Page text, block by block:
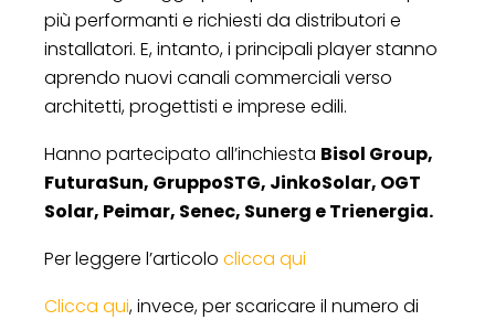
più performanti e richiesti da distributori e
installatori. E, intanto, i principali player stanno
aprendo nuovi canali commerciali verso
architetti, progettisti e imprese edili.
Hanno partecipato all’inchiesta Bisol Group,
FuturaSun, GruppoSTG, JinkoSolar, OGT
Solar, Peimar, Senec, Sunerg e Trienergia.
Per leggere l’articolo clicca qui
Clicca qui, invece, per scaricare il numero di